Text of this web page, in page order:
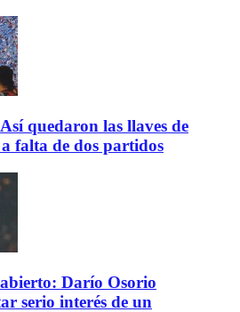
quedaron las llaves de
falta de dos partidos
Darío Osorio
serio interés de un